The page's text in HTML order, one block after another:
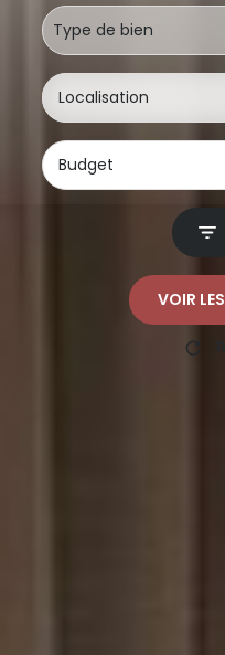
Type de bien
Budget
VOIR LES